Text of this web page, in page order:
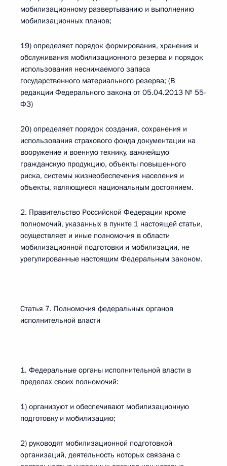
мобилизационному развертыванию и выполнению
мобилизационных планов;
19) определяет порядок формирования, хранения и
обслуживания мобилизационного резерва и порядок
использования неснижаемого запаса
государственного материального резерва; (В
редакции Федерального закона от 05.04.2013 № 55-
ФЗ)
20) определяет порядок создания, сохранения и
использования страхового фонда документации на
вооружение и военную технику, важнейшую
гражданскую продукцию, объекты повышенного
риска, системы жизнеобеспечения населения и
объекты, являющиеся национальным достоянием.
2. Правительство Российской Федерации кроме
полномочий, указанных в пункте 1 настоящей статьи,
осуществляет и иные полномочия в области
мобилизационной подготовки и мобилизации, не
урегулированные настоящим Федеральным законом.
Статья 7. Полномочия федеральных органов
исполнительной власти
1. Федеральные органы исполнительной власти в
пределах своих полномочий:
1) организуют и обеспечивают мобилизационную
подготовку и мобилизацию;
2) руководят мобилизационной подготовкой
организаций, деятельность которых связана с